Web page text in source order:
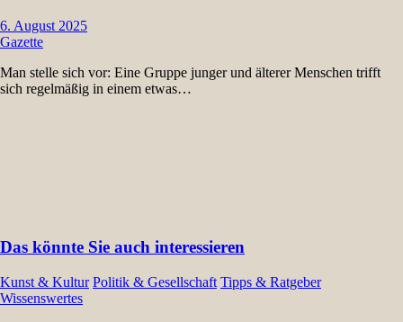
6. August 2025
Gazette
Man stelle sich vor: Eine Gruppe junger und älterer Menschen trifft
sich regelmäßig in einem etwas…
Das könnte Sie auch interessieren
Kunst & Kultur Politik & Gesellschaft Tipps & Ratgeber
Wissenswertes